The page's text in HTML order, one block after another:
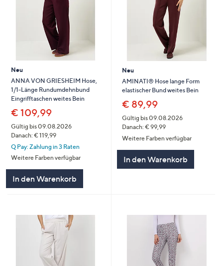
um
diese
anzuzeigen.
Neu
ANNA VON GRIESHEIM Hose,
1/1-Länge Rundumdehnbund
Eingrifftaschen weites Bein
€ 109,99
Gültig bis 09.08.2026
Danach: € 119,99
Q Pay: Zahlung in 3 Raten
Weitere Farben verfügbar
In den Warenkorb
Neu
AMINATI® Hose lange Form
elastischer Bund weites Bein
€ 89,99
Gültig bis 09.08.2026
Danach: € 99,99
Weitere Farben verfügbar
In den Warenkorb